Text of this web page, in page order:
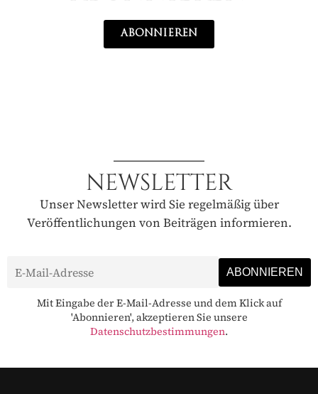
ABONNIEREN
NEWSLETTER
Unser Newsletter wird Sie regelmäßig über
Veröffentlichungen von Beiträgen informieren.
Mit Eingabe der E-Mail-Adresse und dem Klick auf
'Abonnieren', akzeptieren Sie unsere
Datenschutzbestimmungen.